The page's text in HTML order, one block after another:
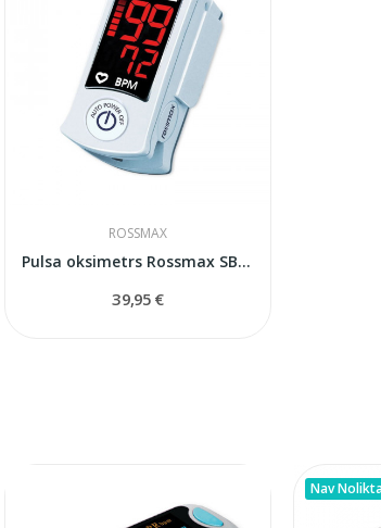
ROSSMAX
Pulsa oksimetrs Rossmax SB100
39,95 €
Nav